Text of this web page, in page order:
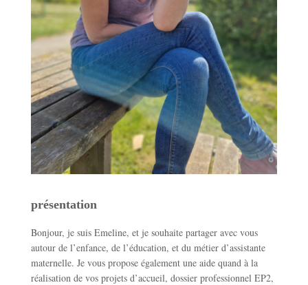
présentation
Bonjour, je suis Emeline, et je souhaite partager avec vous
autour de l’enfance, de l’éducation, et du métier d’assistante
maternelle. Je vous propose également une aide quand à la
réalisation de vos projets d’accueil, dossier professionnel EP2,